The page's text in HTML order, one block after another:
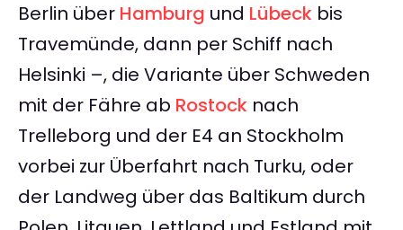
Berlin über Hamburg und Lübeck bis
Travemünde, dann per Schiff nach
Helsinki –, die Variante über Schweden
mit der Fähre ab Rostock nach
Trelleborg und der E4 an Stockholm
vorbei zur Überfahrt nach Turku, oder
der Landweg über das Baltikum durch